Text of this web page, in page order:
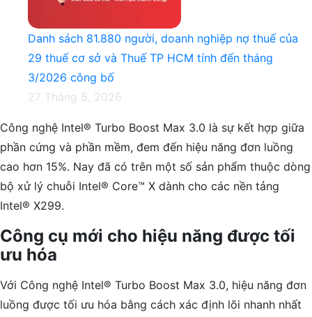
Danh sách 81.880‬ người, doanh nghiệp nợ thuế của
29 thuế cơ sở và Thuế TP HCM tính đến tháng
3/2026 công bố
27 Tháng 5, 2026
Công nghệ Intel® Turbo Boost Max 3.0 là sự kết hợp giữa
phần cứng và phần mềm, đem đến hiệu năng đơn luồng
cao hơn 15%. Nay đã có trên một số sản phẩm thuộc dòng
bộ xử lý chuỗi Intel® Core™ X dành cho các nền tảng
Intel® X299.
Công cụ mới cho hiệu năng được tối
ưu hóa
Với Công nghệ Intel® Turbo Boost Max 3.0, hiệu năng đơn
luồng được tối ưu hóa bằng cách xác định lõi nhanh nhất